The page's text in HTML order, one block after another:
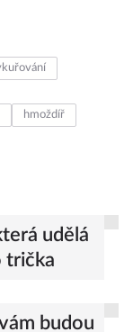
hmoždíř
udělá
trička
budou